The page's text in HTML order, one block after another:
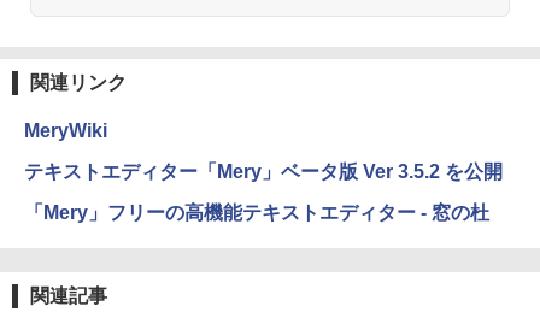
関連リンク
MeryWiki
テキストエディター「Mery」ベータ版 Ver 3.5.2 を公開
「Mery」フリーの高機能テキストエディター - 窓の杜
関連記事